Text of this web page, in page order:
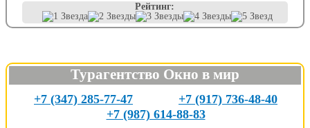
Рейтинг:
Турагентство Окно в мир
+7 (347) 285-77-47
+7 (917) 736-48-40
+7 (987) 614-88-83